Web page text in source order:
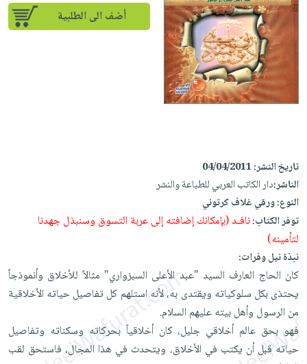
إختياراتنا
كتب
أكاديمية
صندوق
القراءة
iKitab
بلا
حدود
أسئلة
يتكرر
على
Android
تحميل
iKitab
على
Apple
أسئلة
يتكرر
طرحها
تحميل
masmu3
على
masmu3
على
Apple
المواضيع
الأكثر
مبيعاً
إختياراتنا
وسائل
القراءة
جوائز
تعليمية
الصحة
والعناية
الشخصية
جديد
أجهزة
العناية
الشخصية
العناية
وتصفيف
الشعر
العناية
بالجسم
العناية
بالأسنان
الحمية
المطبخ
والسفرة
جديد
الكل
أواني
الطهي
أدوات
الخبز
أدوات
المائدة
متجر
الهدايا
أقسام
الأكثر
مبيعاً
العودة
شحن
مجاني
أضف الى الطلبية
تاريخ النشر:04/04/2011
الناشر:دار الكاتب العربي للطباعة والنشر
النوع:ورقي غلاف كرتوني
توفر الكتاب:نافـد (بإمكانك إضافته إلى عربة التسوق وسنبذل جهدنا
لتأمينه)
نبذة نيل وفرات:
كان الحاج العارف السيد "عبد الأعلى السبزواري" مثالاً للأخلاق وأنموذجاً
يحتذى بكل سلوكياته ويقتدى به، لأنه استلهم كل تفاصيل حياته الأخلاقية
من الرسول وأهل بيته عليهم السلام.
فهو بحق عالم أخلاقي جليل، كان أخلاقياً بحركاته وسكناته وتفاصيل
حياته قبل أن يكتب في الأخلاق، ويتحدث في هذا المجال، فاستحق لقب